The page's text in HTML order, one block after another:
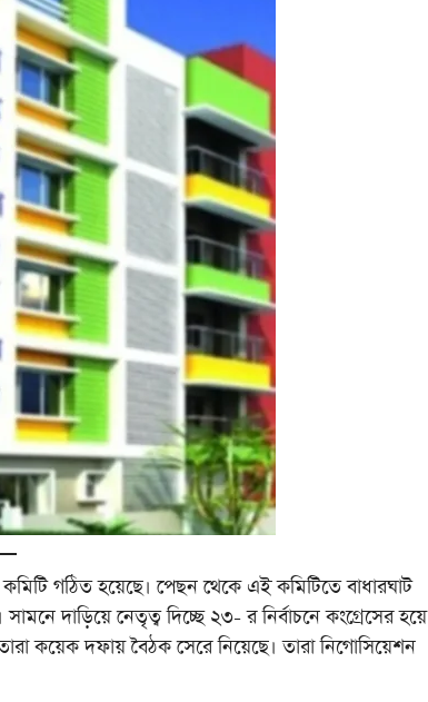
গঠিত হয়েছে। পেছন থেকে এই কমিটিতে বাধারঘাট
দাড়িয়ে নেতৃত্ব দিচ্ছে ২৩- র নির্বাচনে কংগ্রেসের হয়ে
কয়েক দফায় বৈঠক সেরে নিয়েছে। তারা নিগোসিয়েশন